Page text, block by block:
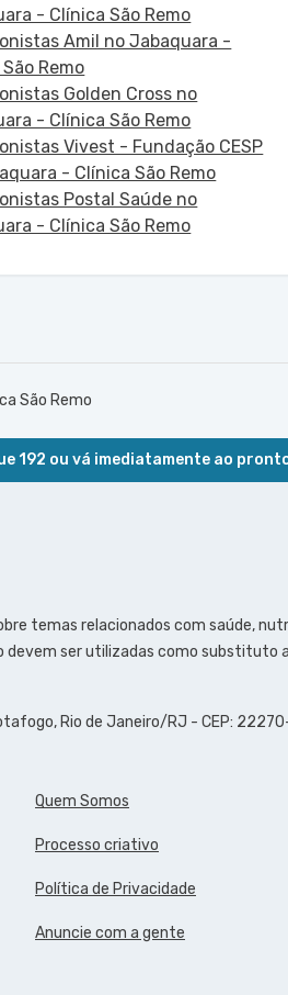
- Clínica São Remo
Amil no Jabaquara -
Remo
Golden Cross no
- Clínica São Remo
Vivest - Fundação CESP
- Clínica São Remo
Postal Saúde no
- Clínica São Remo
São Remo
192 ou vá imediatamente ao
temas relacionados com saúde,
ser utilizadas como
Rio de Janeiro/RJ - CEP:
Quem Somos
Processo criativo
Política de Privacidade
Anuncie com a gente